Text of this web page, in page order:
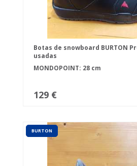
Botas de snowboard BURTON
usadas
MONDOPOINT: 28 cm
129 €
BURTON